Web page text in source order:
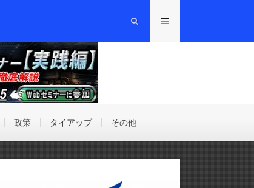
政策 タイアップ その他